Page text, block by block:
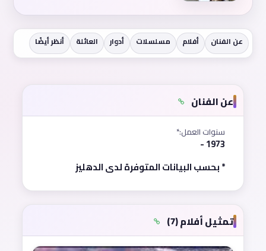
عن الفنان أفلام مسلسلات أدوار العائلة أنظر أيضًا
عن الفنان
سنوات العمل:*
1973 -
* بحسب البيانات المتوفرة لدى الدهليز
تمثيل أفلام (7)